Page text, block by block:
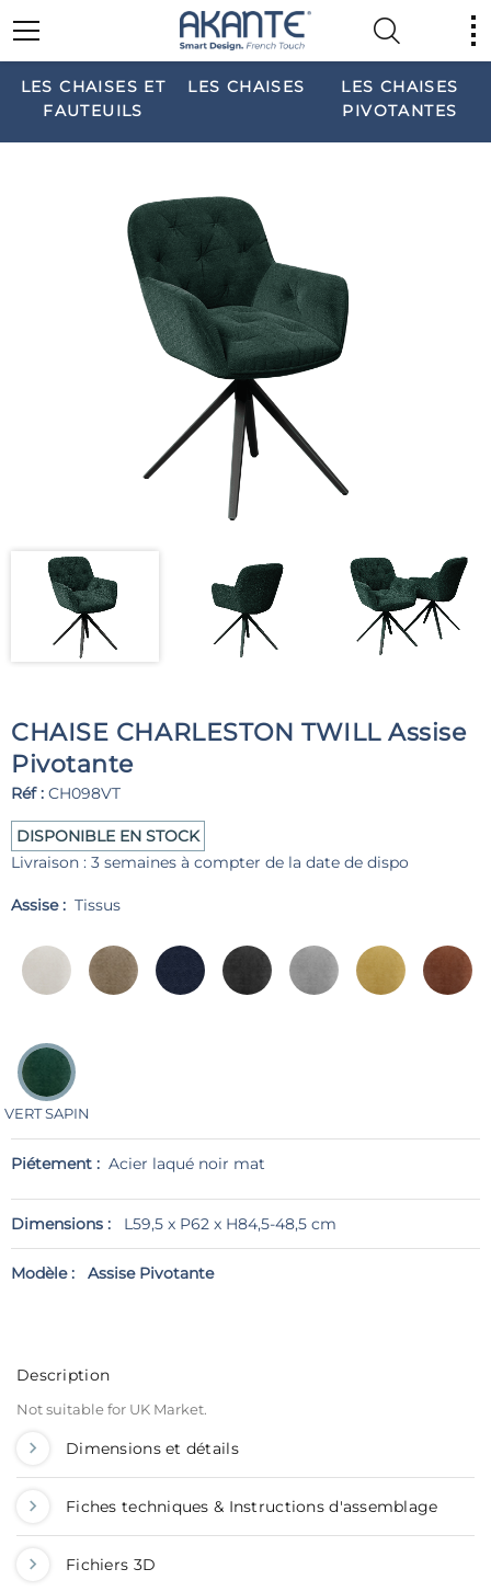
LES CHAISES ET
FAUTEUILS
LES CHAISES
LES CHAISES
PIVOTANTES
CHAISE CHARLESTON TWILL Assise
Pivotante
Réf : CH098VT
DISPONIBLE EN STOCK
Livraison : 3 semaines à compter de la date de dispo
Assise : Tissus
VERT SAPIN
Piétement : Acier laqué noir mat
Dimensions : L59,5 x P62 x H84,5-48,5 cm
Modèle : Assise Pivotante
Description
Not suitable for UK Market.
Dimensions et détails
Fiches techniques & Instructions d'assemblage
Fichiers 3D